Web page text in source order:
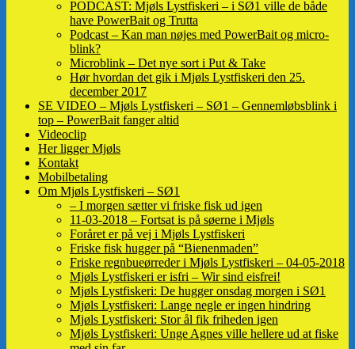
PODCAST: Mjøls Lystfiskeri – i SØ1 ville de både
have PowerBait og Trutta
Podcast – Kan man nøjes med PowerBait og micro-
blink?
Microblink – Det nye sort i Put & Take
Hør hvordan det gik i Mjøls Lystfiskeri den 25.
december 2017
SE VIDEO – Mjøls Lystfiskeri – SØ1 – Gennemløbsblink i
top – PowerBait fanger altid
Videoclip
Her ligger Mjøls
Kontakt
Mobilbetaling
Om Mjøls Lystfiskeri – SØ1
– I morgen sætter vi friske fisk ud igen
11-03-2018 – Fortsat is på søerne i Mjøls
Foråret er på vej i Mjøls Lystfiskeri
Friske fisk hugger på “Bienenmaden”
Friske regnbueørreder i Mjøls Lystfiskeri – 04-05-2018
Mjøls Lystfiskeri er isfri – Wir sind eisfrei!
Mjøls Lystfiskeri: De hugger onsdag morgen i SØ1
Mjøls Lystfiskeri: Lange negle er ingen hindring
Mjøls Lystfiskeri: Stor ål fik friheden igen
Mjøls Lystfiskeri: Unge Agnes ville hellere ud at fiske